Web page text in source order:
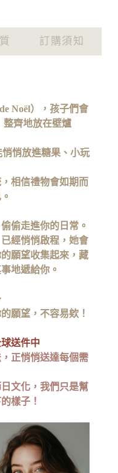
訂購須知
Noël）， 孩子們會
整齊地放在壁爐
悄悄放進糖果、小玩
相信禮物會如期而
偷走進你的日常。
經悄悄啟程， 她會
願望收集起來， 藏
地遞給你。
願望，不容易欸！
送件中
正悄悄送達每個需
文化， 我們只是幫
樣子！